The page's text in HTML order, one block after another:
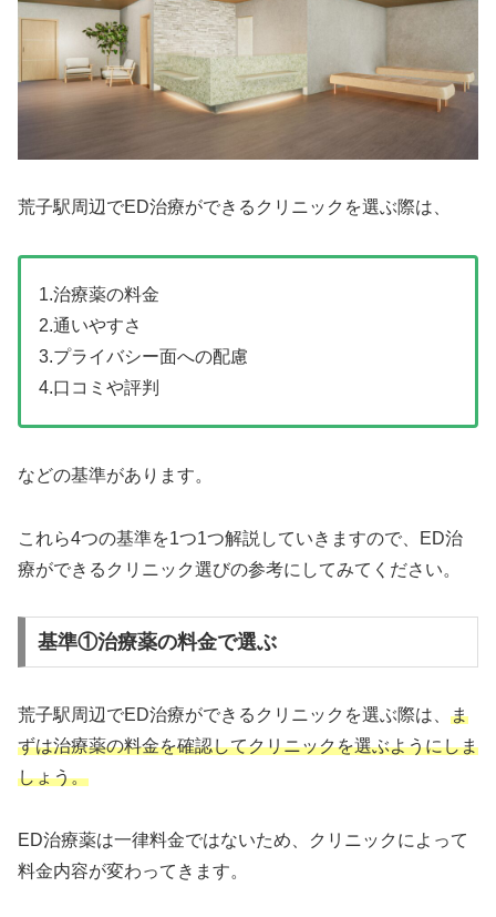
荒子駅周辺でED治療ができるクリニックを選ぶ際は、
1.治療薬の料金
2.通いやすさ
3.プライバシー面への配慮
4.口コミや評判
などの基準があります。
これら4つの基準を1つ1つ解説していきますので、ED治
療ができるクリニック選びの参考にしてみてください。
基準①治療薬の料金で選ぶ
荒子駅周辺でED治療ができるクリニックを選ぶ際は、 ま
ずは治療薬の料金を確認してクリニックを選ぶようにしま
しょう。
ED治療薬は一律料金ではないため、クリニックによって
料金内容が変わってきます。